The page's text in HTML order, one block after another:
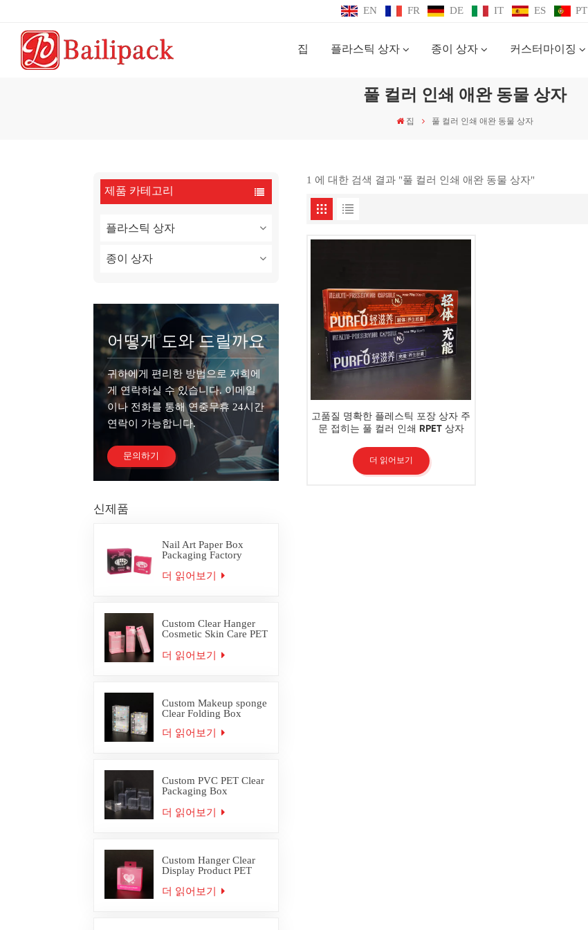
EN FR DE IT ES PT
집 플라스틱 상자 종이 상자 커스터마이징
풀 컬러 인쇄 애완 동물 상자
집 풀 컬러 인쇄 애완 동물 상자
제품 카테고리
플라스틱 상자
종이 상자
어떻게 도와 드릴까요
귀하에게 편리한 방법으로 저희에
게 연락하실 수 있습니다. 이메일
이나 전화를 통해 연중무휴 24시간
연락이 가능합니다.
문의하기
신제품
Nail Art Paper Box
Packaging Factory
더 읽어보기
Custom Clear Hanger
Cosmetic Skin Care PET
더 읽어보기
Custom Makeup sponge
Clear Folding Box
더 읽어보기
Custom PVC PET Clear
Packaging Box
더 읽어보기
Custom Hanger Clear
Display Product PET
더 읽어보기
1 에 대한 검색 결과 "풀 컬러 인쇄 애완 동물 상자"
고품질 명확한 플레스틱 포장 상자 주
문 접히는 풀 컬러 인쇄 RPET 상자
더 읽어보기